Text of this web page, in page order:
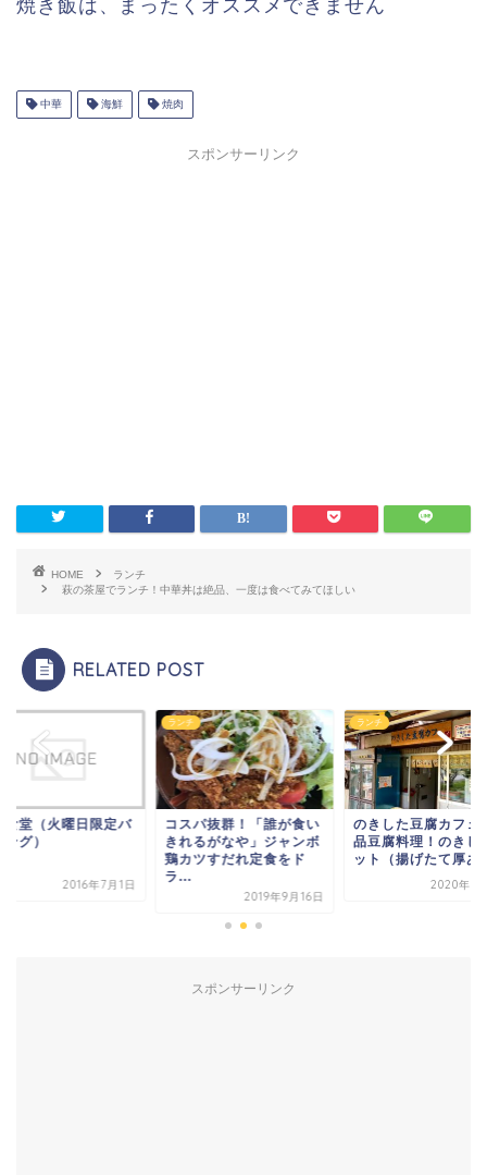
焼き飯は、まったくオススメできません
中華 海鮮 焼肉
スポンサーリンク
HOME
ランチ
萩の茶屋でランチ！中華丼は絶品、一度は食べてみてほしい
RELATED POST
パ抜群！「誰が食い
るがなや」ジャンボ
ランチ
のきした豆腐カフェ ｜絶
品豆腐料理！のきしたセ
ット（揚げたて厚あげ...
ランチ
団地食堂（火曜日限
イキング）
2016年7
スポンサーリンク